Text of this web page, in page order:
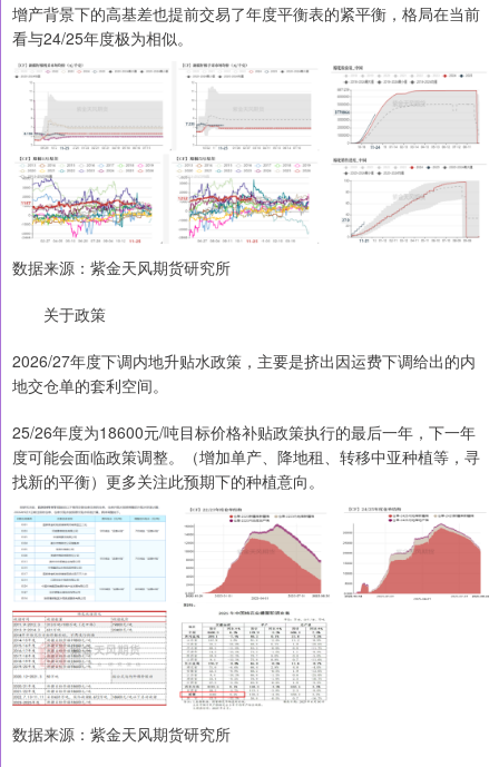
增产背景下的高基差也提前交易了年度平衡表的紧平衡，格局在当前
看与24/25年度极为相似。
数据来源：紫金天风期货研究所
关于政策
2026/27年度下调内地升贴水政策，主要是挤出因运费下调给出的内
地交仓单的套利空间。
25/26年度为18600元/吨目标价格补贴政策执行的最后一年，下一年
度可能会面临政策调整。（增加单产、降地租、转移中亚种植等，寻
找新的平衡）更多关注此预期下的种植意向。
数据来源：紫金天风期货研究所